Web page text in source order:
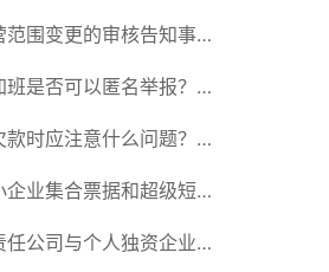
问题应该如何解决？
围变更的审核告知事项
展现状和趋势
是否可以匿名举报？强
没有加班费怎么办？
时应注意什么问题？企
需要注意哪些事项？
业集合票据和超级短期
起来了解一下吧！
公司与个人独资企业的